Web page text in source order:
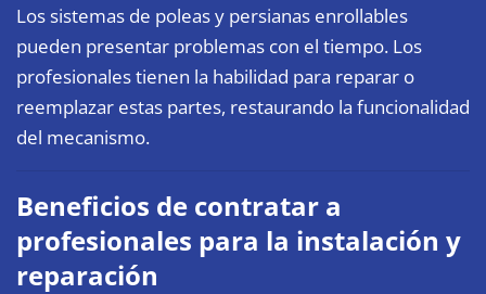
Los sistemas de poleas y persianas enrollables
pueden presentar problemas con el tiempo. Los
profesionales tienen la habilidad para reparar o
reemplazar estas partes, restaurando la funcionalidad
del mecanismo.
Beneficios de contratar a
profesionales para la instalación y
reparación